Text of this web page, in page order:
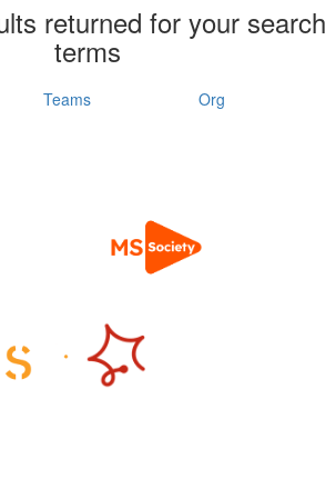
returned for your search
terms
Teams
Org